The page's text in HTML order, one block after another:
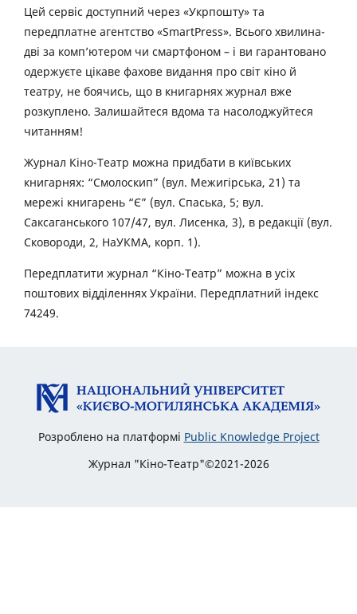
Цей сервіс доступний через «Укрпошту» та
передплатне агентство «SmartPress». Всього хвилина-
дві за комп’ютером чи смартфоном – і ви гарантовано
одержуєте цікаве фахове видання про світ кіно й
театру, не боячись, що в книгарнях журнал вже
розкуплено. Залишайтеся вдома та насолоджуйтеся
читанням!
Журнал Кіно-Театр можна придбати в київських
книгарнях: “Смолоскип” (вул. Межигірська, 21) та
мережі книгарень “Є” (вул. Спаська, 5; вул.
Саксаганського 107/47, вул. Лисенка, 3), в редакції (вул.
Сковороди, 2, НаУКМА, корп. 1).
Передплатити журнал “Кіно-Театр” можна в усіх
поштових відділеннях України. Передплатний індекс
74249.
Розроблено на платформі Public Knowledge Project
Журнал "Кіно-Театр"©2021-2026